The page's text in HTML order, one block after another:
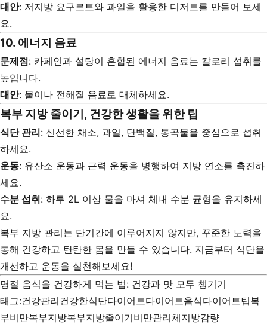
대안: 저지방 요구르트와 과일을 활용한 디저트를 만들어 보세
요.
10. 에너지 음료
문제점: 카페인과 설탕이 혼합된 에너지 음료는 칼로리 섭취를
높입니다.
대안: 물이나 전해질 음료로 대체하세요.
복부 지방 줄이기, 건강한 생활을 위한 팁
식단 관리: 신선한 채소, 과일, 단백질, 통곡물을 중심으로 섭취
하세요.
운동: 유산소 운동과 근력 운동을 병행하여 지방 연소를 촉진하
세요.
수분 섭취: 하루 2L 이상 물을 마셔 체내 수분 균형을 유지하세
요.
복부 지방 관리는 단기간에 이루어지지 않지만, 꾸준한 노력을
통해 건강하고 탄탄한 몸을 만들 수 있습니다. 지금부터 식단을
개선하고 운동을 실천해보세요!
명절 음식을 건강하게 먹는 법: 건강과 맛 모두 챙기기
태그:건강관리건강한식단다이어트다이어트음식다이어트팁복
부비만복부지방복부지방줄이기비만관리체지방감량